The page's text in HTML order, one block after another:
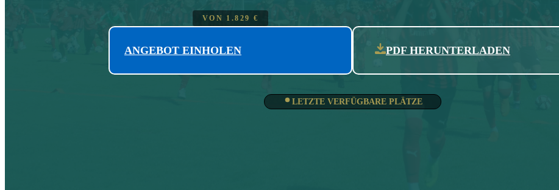
VON 1.829 €
ANGEBOT EINHOLEN PDF HERUNTERLADEN
LETZTE VERFÜGBARE PLÄTZE